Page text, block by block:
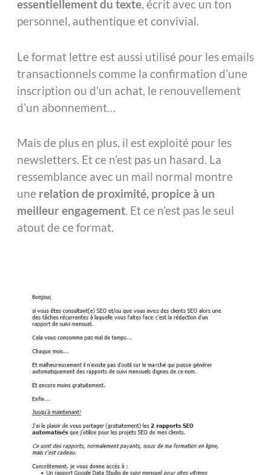
essentiellement du texte, écrit avec un ton
personnel, authentique et convivial.
Le format lettre est aussi utilisé pour les emails
transactionnels comme la confirmation d’une
inscription ou d’un achat, le renouvellement
d’un abonnement…
Mais de plus en plus, il est exploité pour les
newsletters. Et ce n’est pas un hasard. La
ressemblance avec un mail normal montre
une relation de proximité, propice à un
meilleur engagement. Et ce n’est pas le seul
atout de ce format.